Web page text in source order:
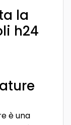
la
h24
è una